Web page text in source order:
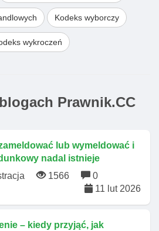
Kodeks wyborczy
wykroczeń
Prawnik.CC
lub wymeldować i
nadal istnieje
1566
0
11 lut 2026
– kiedy przyjąć, jak